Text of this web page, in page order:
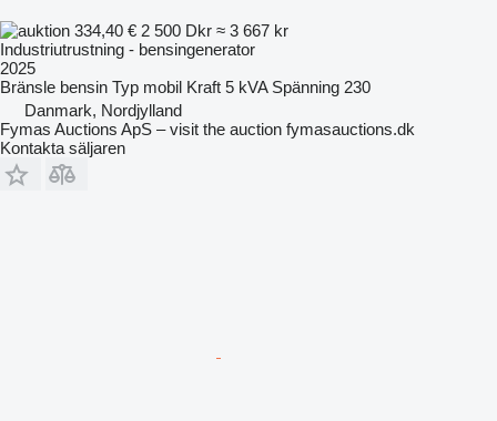
334,40 € 2 500 Dkr ≈ 3 667 kr
Industriutrustning - bensingenerator
2025
Bränsle bensin Typ mobil Kraft 5 kVA Spänning 230
Danmark, Nordjylland
Fymas Auctions ApS – visit the auction fymasauctions.dk
Kontakta säljaren